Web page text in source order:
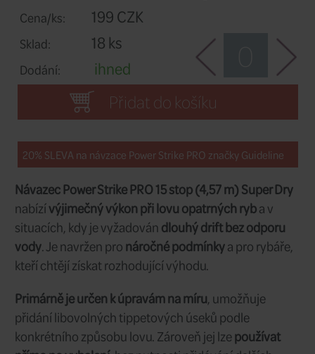
Dodání: ihned
Kód: 108842
Průměr a
nosnost:
4X; 0,18 mm; 2,9 kg
Cena/ks: 199 CZK
Sklad: 19 ks
Dodání: ihned
Kód: 108843
Průměr a
nosnost:
5X; 0,15 mm; 2,2 kg